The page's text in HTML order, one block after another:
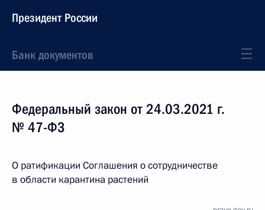
Президент России
Банк документов
Федеральный закон от 24.03.2021 г.
№ 47-ФЗ
О ратификации Соглашения о сотрудничестве
в области карантина растений